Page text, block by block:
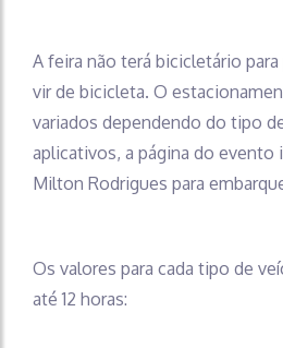
A feira não terá bicicletário
vir de bicicleta. O
variados dependendo do tipo
aplicativos, a página do evento
Milton Rodrigues para
Os valores para cada tipo de
até 12 horas: